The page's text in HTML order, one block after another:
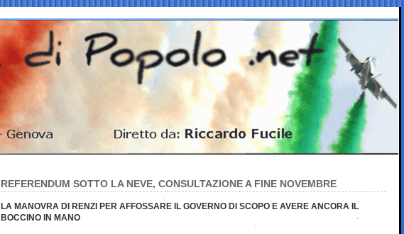
REFERENDUM SOTTO LA NEVE, CONSULTAZIONE A FINE NOVEMBRE
LA MANOVRA DI RENZI PER AFFOSSARE IL GOVERNO DI SCOPO E AVERE ANCORA IL
BOCCINO IN MANO